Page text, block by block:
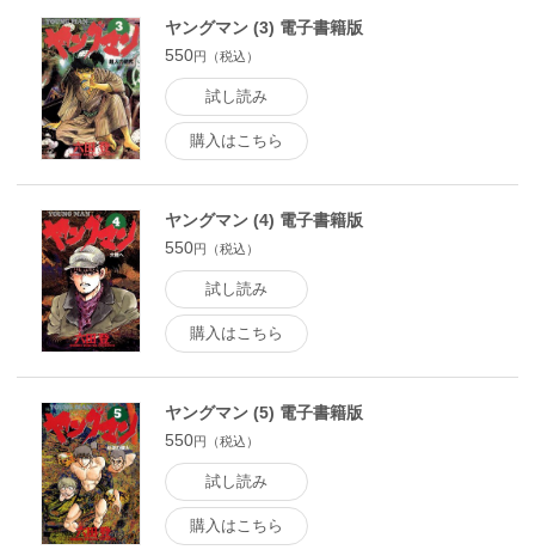
ヤングマン (3) 電子書籍版
550円（税込）
試し読み
購入はこちら
ヤングマン (4) 電子書籍版
550円（税込）
試し読み
購入はこちら
ヤングマン (5) 電子書籍版
550円（税込）
試し読み
購入はこちら